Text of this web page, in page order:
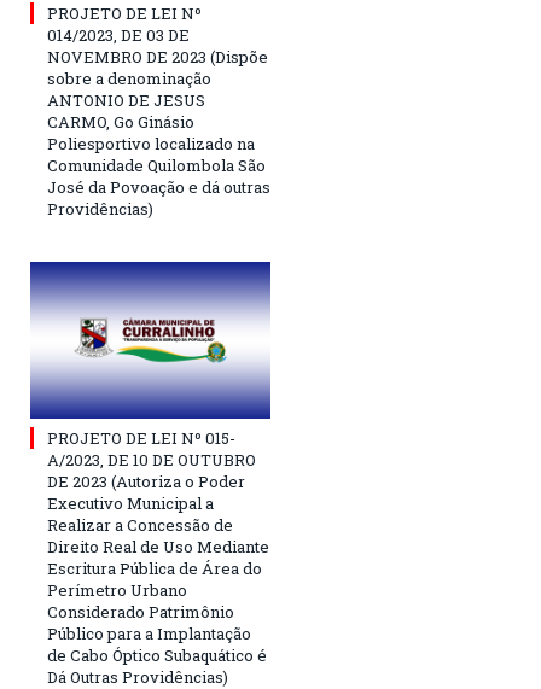
PROJETO DE LEI Nº
014/2023, DE 03 DE
NOVEMBRO DE 2023 (Dispõe
sobre a denominação
ANTONIO DE JESUS
CARMO, Go Ginásio
Poliesportivo localizado na
Comunidade Quilombola São
José da Povoação e dá outras
Providências)
PROJETO DE LEI Nº 015-
A/2023, DE 10 DE OUTUBRO
DE 2023 (Autoriza o Poder
Executivo Municipal a
Realizar a Concessão de
Direito Real de Uso Mediante
Escritura Pública de Área do
Perímetro Urbano
Considerado Patrimônio
Público para a Implantação
de Cabo Óptico Subaquático é
Dá Outras Providências)